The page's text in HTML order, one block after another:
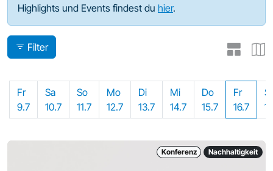
Highlights und Events findest du hier.
Filter
Fr
9.7
Sa
10.7
So
11.7
Mo
12.7
Di
13.7
Mi
14.7
Do
15.7
Fr
16.7
Konferenz Nachhaltigkeit